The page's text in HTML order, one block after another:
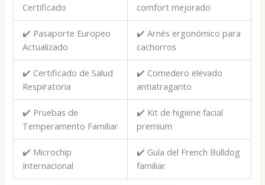
Certificado
comfort mejorado
✔️ Pasaporte Europeo
Actualizado
✔️ Arnés ergonómico para
cachorros
✔️ Certificado de Salud
Respiratoria
✔️ Comedero elevado
antiatraganto
✔️ Pruebas de
Temperamento Familiar
✔️ Kit de higiene facial
premium
✔️ Microchip
Internacional
✔️ Guía del French Bulldog
familiar